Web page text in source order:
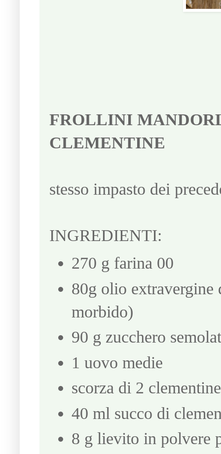
FROLLINI
CLEMENTINE
stesso impasto dei
INGREDIENTI:
270 g farina 00
80g olio
morbido)
90 g zucchero
1 uovo medie
scorza di 2
40 ml succo di
8 g lievito in polvere